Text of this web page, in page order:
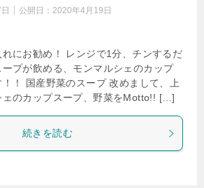
公開日： 2020年4月19日
にお勧め！ レンジで1分、チンするだ
プが飲める、モンマルシェのカップ
！ 国産野菜のスープ 改めまして、上
ェのカップスープ、野菜をMotto!! […]
続きを読む